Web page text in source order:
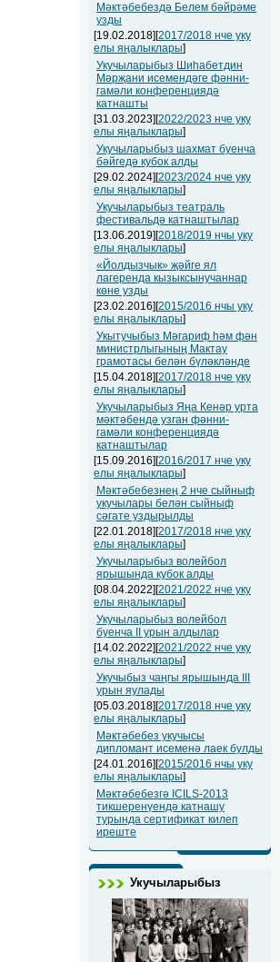
Мәктәбебездә Белем бәйрәме
узды
[19.02.2018][2017/2018 нче уку
елы яңалыклары]
Укучыларыбыз Шиһабетдин
Мәрҗани исемендәге фәнни-
гамәли конференциядә
катнашты
[31.03.2023][2022/2023 нче уку
елы яңалыклары]
Укучыларыбыз шахмат буенча
бәйгедә кубок алды
[29.02.2024][2023/2024 нче уку
елы яңалыклары]
Укучыларыбыз театраль
фестивальдә катнаштылар
[13.06.2019][2018/2019 нчы уку
елы яңалыклары]
«Йолдызчык» җәйге ял
лагеренда кызыксынучаннар
көне узды
[23.02.2016][2015/2016 нчы уку
елы яңалыклары]
Укытучыбыз Мәгариф һәм фән
министрлыгының Мактау
грамотасы белән бүләкләнде
[15.04.2018][2017/2018 нче уку
елы яңалыклары]
Укучыларыбыз Яңа Кенәр урта
мәктәбендә узган фәнни-
гамәли конференциядә
катнаштылар
[15.09.2016][2016/2017 нче уку
елы яңалыклары]
Мәктәбебезнең 2 нче сыйныф
укучылары белән сыйныф
сәгате уздырылды
[22.01.2018][2017/2018 нче уку
елы яңалыклары]
Укучыларыбыз волейбол
ярышында кубок алды
[08.04.2022][2021/2022 нче уку
елы яңалыклары]
Укучыларыбыз волейбол
буенча II урын алдылар
[14.02.2022][2021/2022 нче уку
елы яңалыклары]
Укучыбыз чаңгы ярышында III
урын яулады
[05.03.2018][2017/2018 нче уку
елы яңалыклары]
Мәктәбебез укучысы
дипломант исеменә лаек булды
[24.01.2016][2015/2016 нчы уку
елы яңалыклары]
Мәктәбебезгә ICILS-2013
тикшеренүендә катнашу
турында сертификат килеп
иреште
Укучыларыбыз